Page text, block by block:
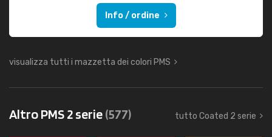
Info / ordine
visualizza tutti i mazzetta dei colori PMS
Altro PMS 2 serie(577) tutto Coated 2 serie